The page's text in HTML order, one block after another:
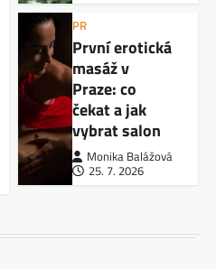
PR
První erotická
masáž v
Praze: co
čekat a jak
vybrat salon
Monika Balážová
25. 7. 2026